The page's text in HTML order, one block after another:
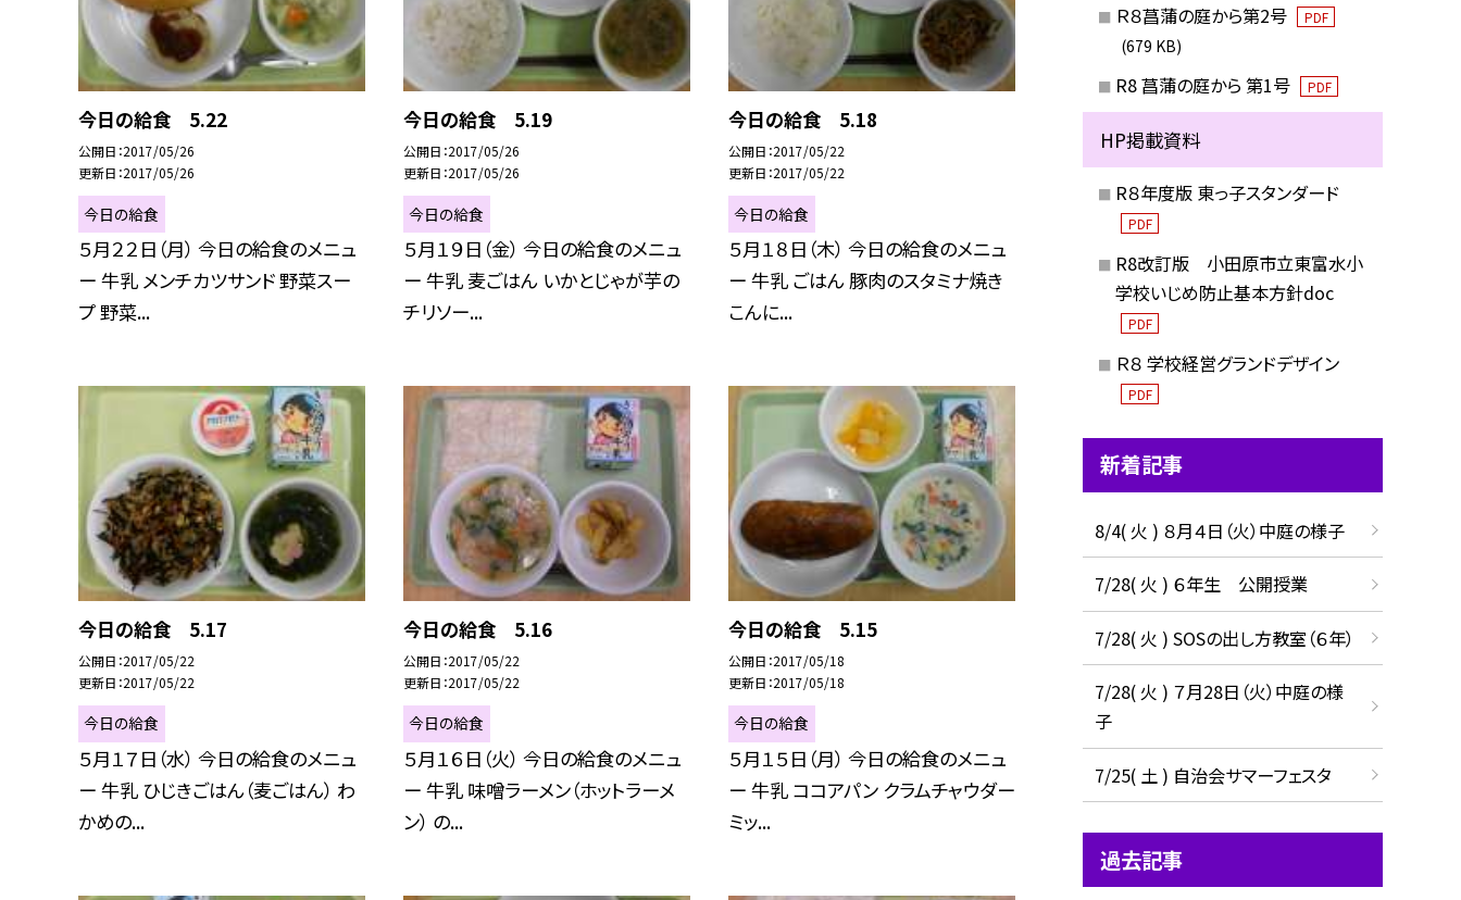
今日の給食 5.22
公開日 2017/05/26
更新日 2017/05/26
今日の給食
５月２２日（月） 今日の給食のメニュ
ー 牛乳 メンチカツサンド 野菜スー
プ 野菜...
今日の給食 5.19
公開日 2017/05/26
更新日 2017/05/26
今日の給食
５月１９日（金） 今日の給食のメニュ
ー 牛乳 麦ごはん いかとじゃが芋の
チリソー...
今日の給食 5.18
公開日 2017/05/22
更新日 2017/05/22
今日の給食
５月１８日（木） 今日の給食のメニュ
ー 牛乳 ごはん 豚肉のスタミナ焼き
こんに...
今日の給食 5.17
公開日 2017/05/22
更新日 2017/05/22
今日の給食
５月１７日（水） 今日の給食のメニュ
ー 牛乳 ひじきごはん（麦ごはん） わ
かめの...
今日の給食 5.16
公開日 2017/05/22
更新日 2017/05/22
今日の給食
５月１６日（火） 今日の給食のメニュ
ー 牛乳 味噌ラーメン（ホットラーメ
ン） の...
今日の給食 5.15
公開日 2017/05/18
更新日 2017/05/18
今日の給食
５月１５日（月） 今日の給食のメニュ
ー 牛乳 ココアパン クラムチャウダー
ミッ...
Ｒ８菖蒲の庭から第2号 PDF
(679 KB)
R8 菖蒲の庭から 第1号 PDF
HP掲載資料
R８年度版 東っ子スタンダード
PDF
R8改訂版 小田原市立東富水小
学校いじめ防止基本方針doc
PDF
Ｒ８ 学校経営グランドデザイン
PDF
新着記事
8/4( 火 ) ８月４日（火）中庭の様子
7/28( 火 ) ６年生 公開授業
7/28( 火 ) SOSの出し方教室（６年）
7/28( 火 ) ７月28日（火）中庭の様
子
7/25( 土 ) 自治会サマーフェスタ
過去記事